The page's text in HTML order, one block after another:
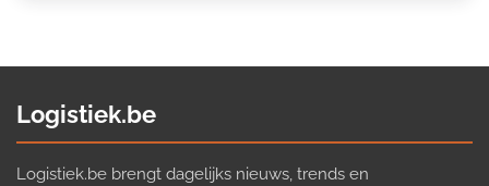
Logistiek.be
Logistiek.be brengt dagelijks nieuws, trends en